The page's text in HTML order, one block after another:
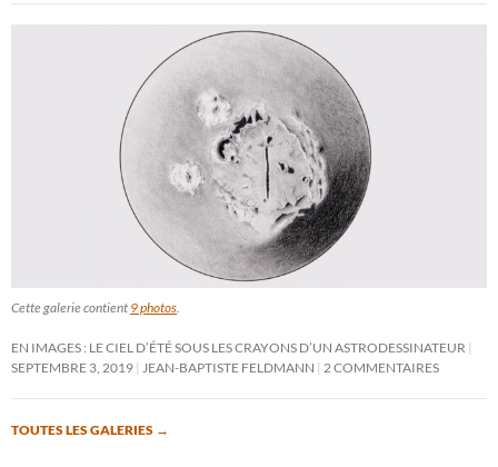
Cette galerie contient 9 photos
EN IMAGES : LE CIEL D’ÉTÉ SOUS LES CRAYONS D’UN ASTRODESSINATEUR
SEPTEMBRE 3, 2019
JEAN-BAPTISTE FELDMANN 2 COMMENTAIRES
TOUTES LES GALERIES →